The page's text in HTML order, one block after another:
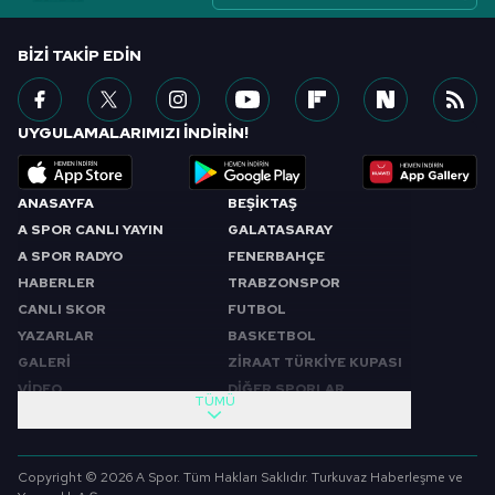
ANASAYFA
A SPOR CANLI YAYIN
A SPOR RADYO
HABERLER
CANLI SKOR
YAZARLAR
GALERİ
VİDEO
BEŞİKTAŞ
GALATASARAY
FENERBAHÇE
TRABZONSPOR
FUTBOL
BASKETBOL
ZİRAAT TÜRKİYE KUPASI
DİĞER SPORLAR
SABAH SPORU
FUTBOL
TÜMÜ
BIZI TAKIP EDIN
UYGULAMALARIMIZI İNDİRİN!
Copyright © 2026 A Spor. Tüm Hakları Saklıdır. Turkuvaz Haberleşme ve